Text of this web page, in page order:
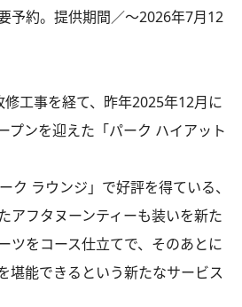
予約。提供期間／～2026年7月12
工事を経て、昨年2025年12月に
プンを迎えた「パーク ハイアット
ラウンジ」で好評を得ている、
アフタヌーンティーも装いを新た
ツをコース仕立てで、そのあとに
堪能できるという新たなサービス